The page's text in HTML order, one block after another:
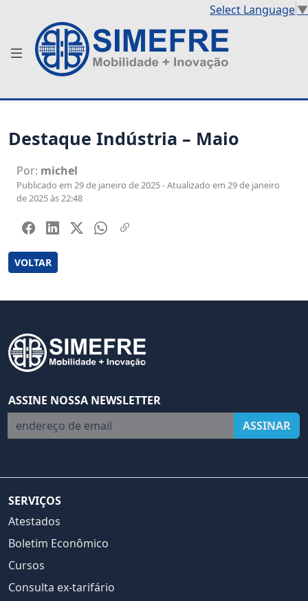
Select Language▼
Destaque Indústria – Maio
Por: michel
Publicado em 29 de janeiro de 2025 - Atualizado em 29 de janeiro
de 2025 às 22:48
VOLTAR
ASSINE NOSSA NEWSLETTER
endereço de email
ASSINAR
SERVIÇOS
Atestados
Boletim Econômico
Cursos
Consulta ex-tarifário